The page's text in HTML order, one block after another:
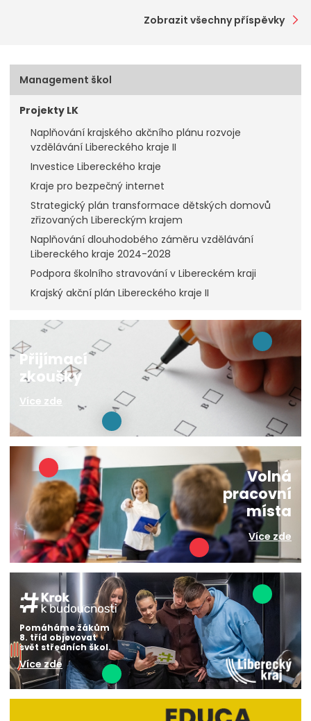
Zobrazit všechny příspěvky
Management škol
Projekty LK
Naplňování krajského akčního plánu rozvoje
vzdělávání Libereckého kraje II
Investice Libereckého kraje
Kraje pro bezpečný internet
Strategický plán transformace dětských domovů
zřizovaných Libereckým krajem
Naplňování dlouhodobého záměru vzdělávání
Libereckého kraje 2024-2028
Podpora školního stravování v Libereckém kraji
Krajský akční plán Libereckého kraje II
Přijímací
zkoušky
Více zde
Volná
pracovní
místa
Více zde
Pomáháme žákům
8. tříd objevovat
svět středních škol.
Více zde